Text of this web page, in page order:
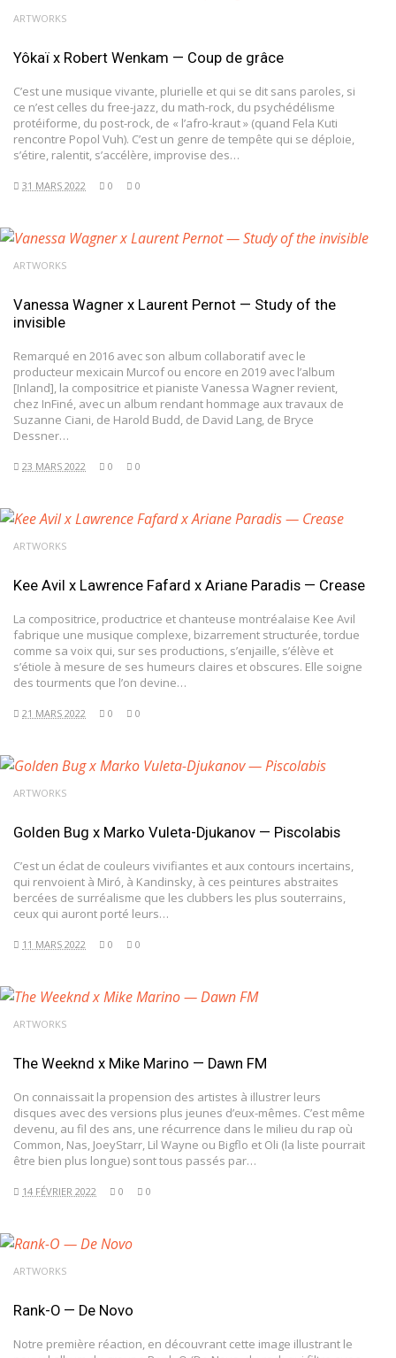
ARTWORKS
Yôkaï x Robert Wenkam — Coup de grâce
C’est une musique vivante, plurielle et qui se dit sans paroles, si
ce n’est celles du free-jazz, du math-rock, du psychédélisme
protéiforme, du post-rock, de « l’afro-kraut » (quand Fela Kuti
rencontre Popol Vuh). C’est un genre de tempête qui se déploie,
s’étire, ralentit, s’accélère, improvise des…
31 MARS 2022 0 0
ARTWORKS
Vanessa Wagner x Laurent Pernot — Study of the
invisible
Remarqué en 2016 avec son album collaboratif avec le
producteur mexicain Murcof ou encore en 2019 avec l’album
[Inland], la compositrice et pianiste Vanessa Wagner revient,
chez InFiné, avec un album rendant hommage aux travaux de
Suzanne Ciani, de Harold Budd, de David Lang, de Bryce
Dessner…
23 MARS 2022 0 0
ARTWORKS
Kee Avil x Lawrence Fafard x Ariane Paradis — Crease
La compositrice, productrice et chanteuse montréalaise Kee Avil
fabrique une musique complexe, bizarrement structurée, tordue
comme sa voix qui, sur ses productions, s’enjaille, s’élève et
s’étiole à mesure de ses humeurs claires et obscures. Elle soigne
des tourments que l’on devine…
21 MARS 2022 0 0
ARTWORKS
Golden Bug x Marko Vuleta-Djukanov — Piscolabis
C’est un éclat de couleurs vivifiantes et aux contours incertains,
qui renvoient à Miró, à Kandinsky, à ces peintures abstraites
bercées de surréalisme que les clubbers les plus souterrains,
ceux qui auront porté leurs…
11 MARS 2022 0 0
ARTWORKS
The Weeknd x Mike Marino — Dawn FM
On connaissait la propension des artistes à illustrer leurs
disques avec des versions plus jeunes d’eux-mêmes. C’est même
devenu, au fil des ans, une récurrence dans le milieu du rap où
Common, Nas, JoeyStarr, Lil Wayne ou Bigflo et Oli (la liste pourrait
être bien plus longue) sont tous passés par…
14 FÉVRIER 2022 0 0
ARTWORKS
Rank-O — De Novo
Notre première réaction, en découvrant cette image illustrant le